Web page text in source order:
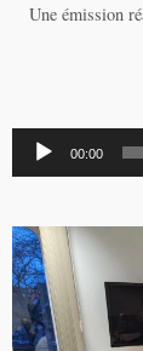
Une émission
Lecteur
audio
00:00